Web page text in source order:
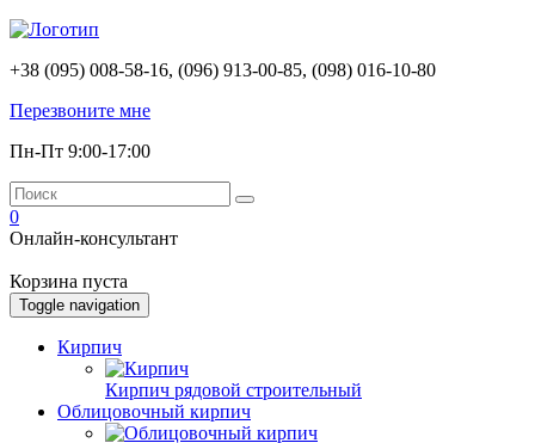
+38 (095) 008-58-16, (096) 913-00-85, (098) 016-10-80
Перезвоните мне
Пн-Пт 9:00-17:00
0
Онлайн-консультант
Корзина пуста
Toggle navigation
Кирпич
Кирпич рядовой строительный
Облицовочный кирпич